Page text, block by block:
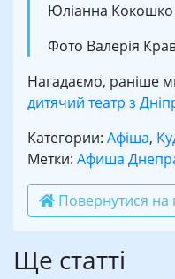
Юліанна Кокошко
Фото Валерія
Нагадаємо, раніше
дитячий театр з
Категории: Афіша,
Метки: Афиша
Повернутися на
Ще статті